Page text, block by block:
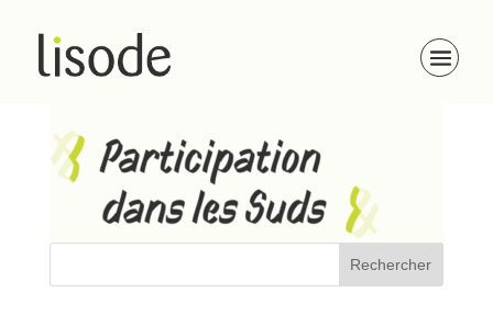
Participations dans les Suds